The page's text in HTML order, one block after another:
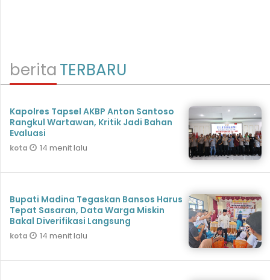
beritaTERBARU
Kapolres Tapsel AKBP Anton Santoso
Rangkul Wartawan, Kritik Jadi Bahan
Evaluasi
kota 14 menit lalu
Bupati Madina Tegaskan Bansos Harus
Tepat Sasaran, Data Warga Miskin
Bakal Diverifikasi Langsung
kota 14 menit lalu